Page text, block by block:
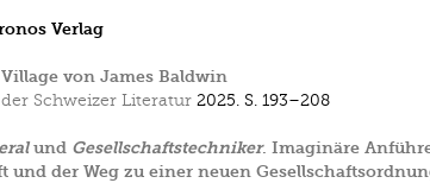
Verlag
von James Baldwin
Schweizer Literatur 2025. S. 193–208
und Gesellschaftstechniker. Imaginäre
und der Weg zu einer neuen